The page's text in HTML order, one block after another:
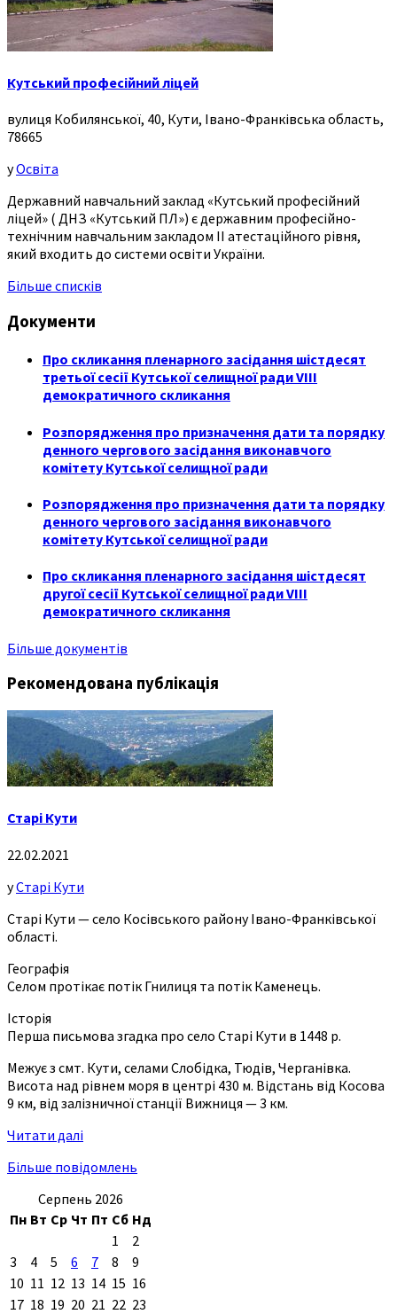
Кутський професійний ліцей
вулиця Кобилянської, 40, Кути, Івано-Франківська область,
78665
уОсвіта
Державний навчальний заклад «Кутський професійний
ліцей» ( ДНЗ «Кутський ПЛ») є державним професійно-
технічним навчальним закладом ІІ атестаційного рівня,
який входить до системи освіти України.
Більше списків
Документи
Про скликання пленарного засідання шістдесят
третьої сесії Кутської селищної ради VIII
демократичного скликання
Розпорядження про призначення дати та порядку
денного чергового засідання виконавчого
комітету Кутської селищної ради
Розпорядження про призначення дати та порядку
денного чергового засідання виконавчого
комітету Кутської селищної ради
Про скликання пленарного засідання шістдесят
другої сесії Кутської селищної ради VIII
демократичного скликання
Більше документів
Рекомендована публікація
Старі Кути
22.02.2021
уСтарі Кути
Старі Кути — село Косівського району Івано-Франківської
області.
Географія
Селом протікає потік Гнилиця та потік Каменець.
Історія
Перша письмова згадка про село Старі Кути в 1448 р.
Межує з смт. Кути, селами Слобідка, Тюдів, Черганівка.
Висота над рівнем моря в центрі 430 м. Відстань від Косова
9 км, від залізничної станції Вижниця — 3 км.
Читати далі
Більше повідомлень
Серпень 2026
Пн Вт Ср Чт Пт Сб Нд
1
2
3
4 5 6 7 8
9
10 11 12 13 14 15 16
17 18 19 20 21 22 23